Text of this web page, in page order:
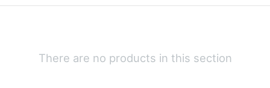
There are no products in this section